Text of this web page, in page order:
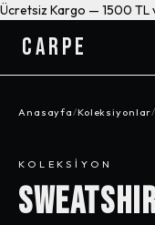
Ücretsiz Kargo — 1500 TL
CARPE
Anasayfa/Koleksiyonlar
KOLEKSIYON